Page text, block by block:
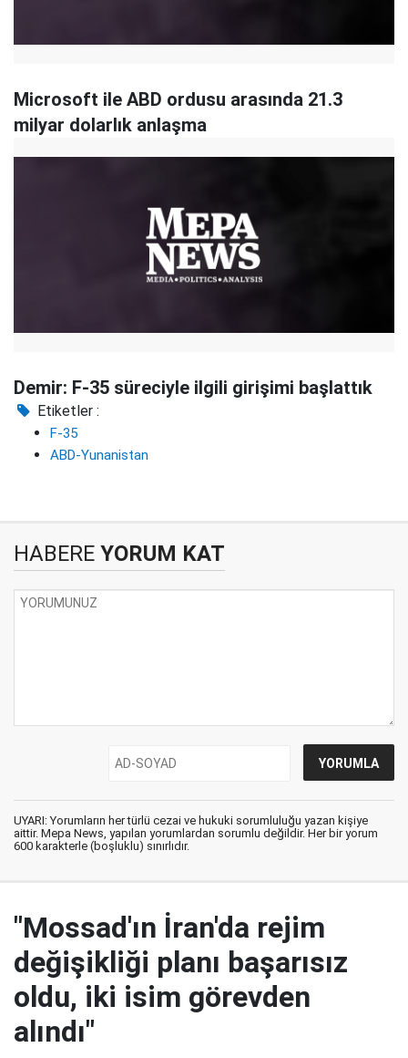
Microsoft ile ABD ordusu arasında 21.3
milyar dolarlık anlaşma
Demir: F-35 süreciyle ilgili girişimi başlattık
Etiketler :
F-35
ABD-Yunanistan
HABERE YORUM KAT
UYARI: Yorumların her türlü cezai ve hukuki sorumluluğu yazan kişiye
aittir. Mepa News, yapılan yorumlardan sorumlu değildir. Her bir yorum
600 karakterle (boşluklu) sınırlıdır.
"Mossad'ın İran'da rejim
değişikliği planı başarısız
oldu, iki isim görevden
alındı"